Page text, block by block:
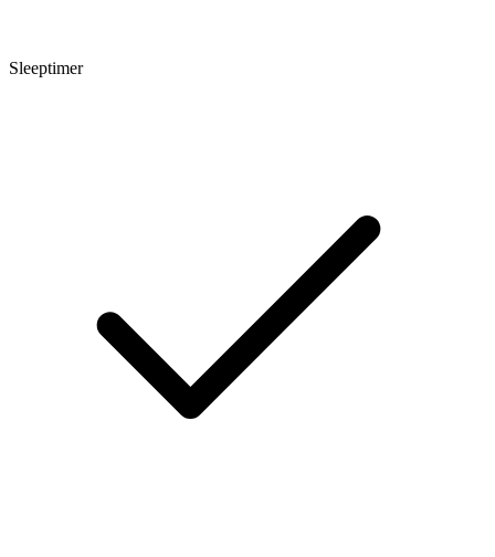
Sleeptimer